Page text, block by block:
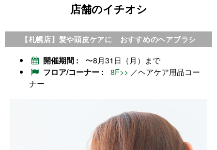
店舗のイチオシ
【札幌店】髪や頭皮ケアに おすすめのヘアブラシ
開催期間
〜8月31日（月）まで
フロア/コーナー
8F>> ／ヘアケア用品コー
ナー